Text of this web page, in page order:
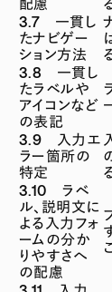
配慮
3.7 一貫し
たナビゲー
ション方法
3.8 一貫し
たラベルや
アイコンなど
の表記
3.9 入力エ
ラー箇所の
特定
3.10 ラベ
ル、説明文に
よる入力フォ
ームの分か
りやすさへ
の配慮